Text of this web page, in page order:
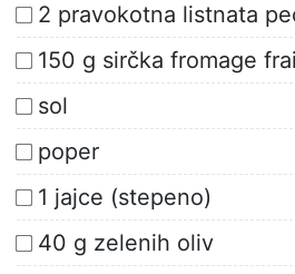
2 pravokotna listnata
150 g sirčka fromage
sol
poper
1 jajce (stepeno)
40 g zelenih oliv